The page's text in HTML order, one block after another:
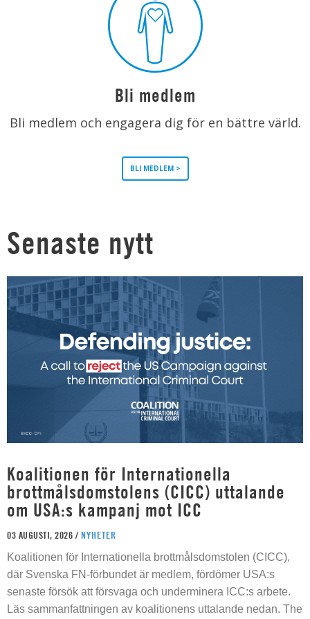
Bli medlem
Bli medlem och engagera dig för en bättre värld.
BLI MEDLEM >
Senaste nytt
Koalitionen för Internationella
brottmålsdomstolens (CICC) uttalande
om USA:s kampanj mot ICC
03 AUGUSTI, 2026 / NYHETER
Koalitionen för Internationella brottmålsdomstolen (CICC),
där Svenska FN-förbundet är medlem, fördömer USA:s
senaste försök att försvaga och underminera ICC:s arbete.
Läs sammanfattningen av koalitionens uttalande nedan. The